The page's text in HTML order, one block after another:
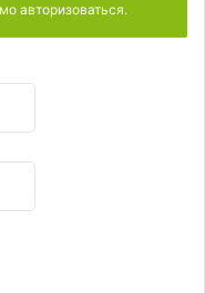
авторизоваться.